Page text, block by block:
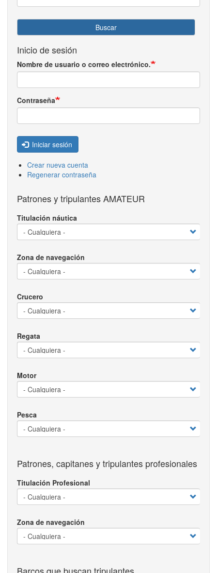
Buscar
Inicio de sesión
Nombre de usuario o correo electrónico.
Contraseña
Iniciar sesión
Crear nueva cuenta
Regenerar contraseña
Patrones y tripulantes AMATEUR
Titulación náutica
Zona de navegación
Crucero
Regata
Motor
Pesca
Patrones, capitanes y tripulantes profesionales
Titulación Profesional
Zona de navegación